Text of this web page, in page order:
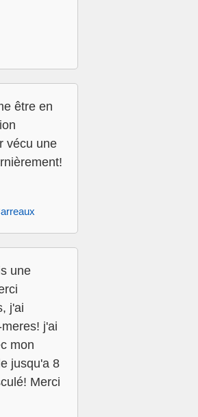
être en
vécu une
une
j'ai
j'ai
mon
jusqu'a 8
Merci